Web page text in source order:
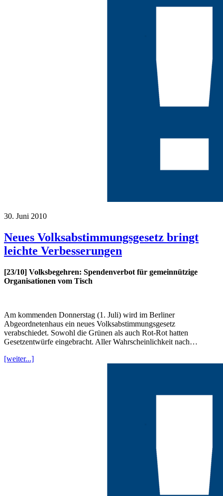
30. Juni 2010
Neues Volksabstimmungsgesetz bringt
leichte Verbesserungen
[23/10] Volksbegehren: Spendenverbot für gemeinnützige
Organisationen vom Tisch
Am kommenden Donnerstag (1. Juli) wird im Berliner
Abgeordnetenhaus ein neues Volksabstimmungsgesetz
verabschiedet. Sowohl die Grünen als auch Rot-Rot hatten
Gesetzentwürfe eingebracht. Aller Wahrscheinlichkeit nach…
[weiter...]